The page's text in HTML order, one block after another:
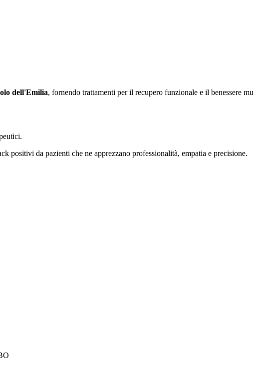
dell'Emilia, fornendo trattamenti per il recupero funzionale e il benessere
da pazienti che ne apprezzano professionalità, empatia e precisione.